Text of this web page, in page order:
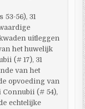
53-56), 31
uitleggen
het huwelijk
(# 17), 31
van het
opvoeding van
Connubii (# 54),
echtelijke